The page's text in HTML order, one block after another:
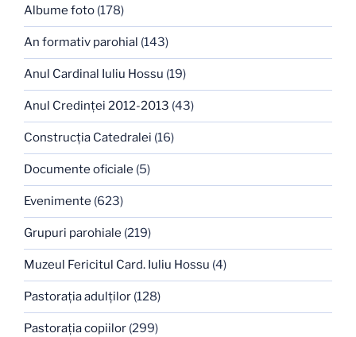
Albume foto (178)
An formativ parohial (143)
Anul Cardinal Iuliu Hossu (19)
Anul Credinţei 2012-2013 (43)
Construcţia Catedralei (16)
Documente oficiale (5)
Evenimente (623)
Grupuri parohiale (219)
Muzeul Fericitul Card. Iuliu Hossu (4)
Pastoraţia adulţilor (128)
Pastoraţia copiilor (299)